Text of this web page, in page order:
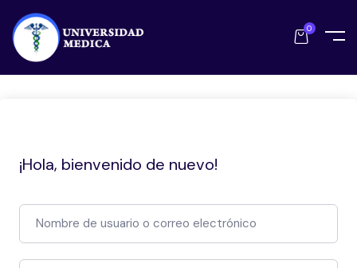
0
¡Hola, bienvenido de nuevo!